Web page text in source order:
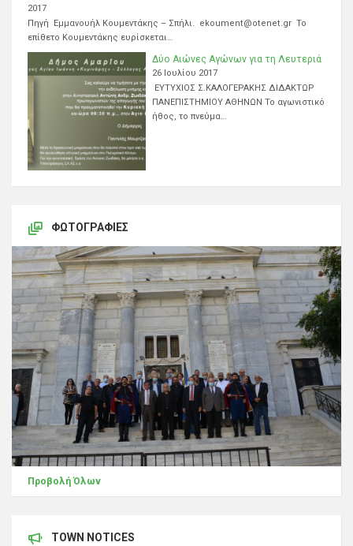
2017
Πηγή Εμμανουήλ Κουμεντάκης – Σπήλι. ekoument@otenet.gr Το
επίθετο Κουμεντάκης ευρίσκεται…
Δύο Αιώνες Αγώνων για τη Λευτεριά
26 Ιουλίου 2017
ΕΥΤΥΧΙΟΣ Σ.ΚΑΛΟΓΕΡΑΚΗΣ ΔΙΔΑΚΤΩΡ
ΠΑΝΕΠΙΣΤΗΜΙΟΥ ΑΘΗΝΩΝ Το αγωνιστικό
ήθος, το πνεύμα…
ΦΩΤΟΓΡΑΦΊΕΣ
Προβολή Όλων
TOWN NOTICES